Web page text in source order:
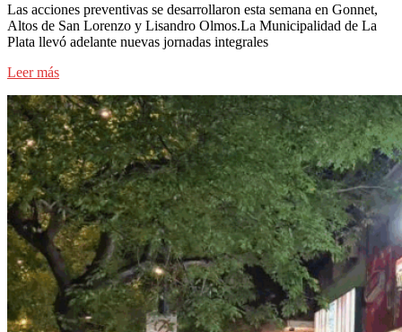
Las acciones preventivas se desarrollaron esta semana en Gonnet,
Altos de San Lorenzo y Lisandro Olmos.La Municipalidad de La
Plata llevó adelante nuevas jornadas integrales
Leer más